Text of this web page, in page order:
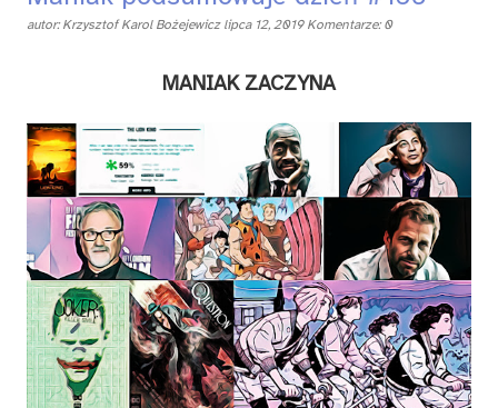
autor:Krzysztof Karol Bożejewicz lipca 12, 2019 Komentarze: 0
MANIAK ZACZYNA